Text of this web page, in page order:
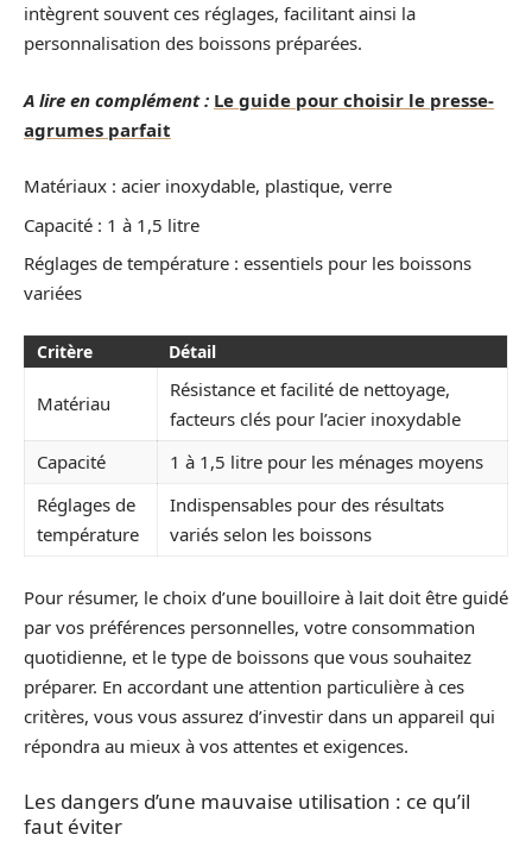
intègrent souvent ces réglages, facilitant ainsi la
personnalisation des boissons préparées.
A lire en complément : Le guide pour choisir le presse-
agrumes parfait
Matériaux : acier inoxydable, plastique, verre
Capacité : 1 à 1,5 litre
Réglages de température : essentiels pour les boissons
variées
Critère Détail
Matériau
Résistance et facilité de nettoyage,
facteurs clés pour l’acier inoxydable
Capacité
1 à 1,5 litre pour les ménages moyens
Réglages de
température
Indispensables pour des résultats
variés selon les boissons
Pour résumer, le choix d’une bouilloire à lait doit être guidé
par vos préférences personnelles, votre consommation
quotidienne, et le type de boissons que vous souhaitez
préparer. En accordant une attention particulière à ces
critères, vous vous assurez d’investir dans un appareil qui
répondra au mieux à vos attentes et exigences.
Les dangers d’une mauvaise utilisation : ce qu’il
faut éviter